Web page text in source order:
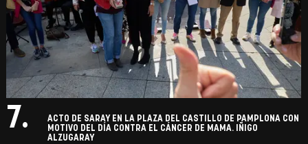
7.
ACTO DE SARAY EN LA PLAZA DEL CASTILLO DE PAMPLONA CON
MOTIVO DEL DÍA CONTRA EL CÁNCER DE MAMA. IÑIGO
ALZUGARAY